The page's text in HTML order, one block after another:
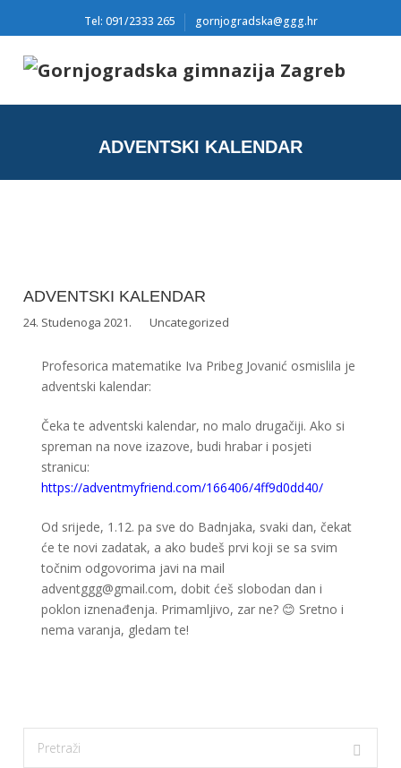
Tel: 091/2333 265 gornjogradska@ggg.hr
ADVENTSKI KALENDAR
ADVENTSKI KALENDAR
24. Studenoga 2021. Uncategorized
Profesorica matematike Iva Pribeg Jovanić osmislila je
adventski kalendar:
Čeka te adventski kalendar, no malo drugačiji. Ako si
spreman na nove izazove, budi hrabar i posjeti
stranicu:
https://adventmyfriend.com/166406/4ff9d0dd40/
Od srijede, 1.12. pa sve do Badnjaka, svaki dan, čekat
će te novi zadatak, a ako budeš prvi koji se sa svim
točnim odgovorima javi na mail
adventggg@gmail.com, dobit ćeš slobodan dan i
poklon iznenađenja. Primamljivo, zar ne? 😊 Sretno i
nema varanja, gledam te!